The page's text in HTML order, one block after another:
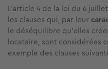
L’article 4 de la loi du 6
les clauses qui, par leur
le déséquilibre qu’elles
locataire, sont considérées
exemple des clauses